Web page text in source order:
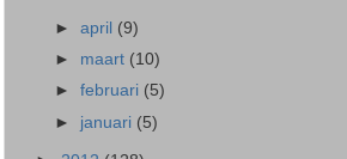
►april (9)
► maart (10)
►februari (5)
► januari (5)